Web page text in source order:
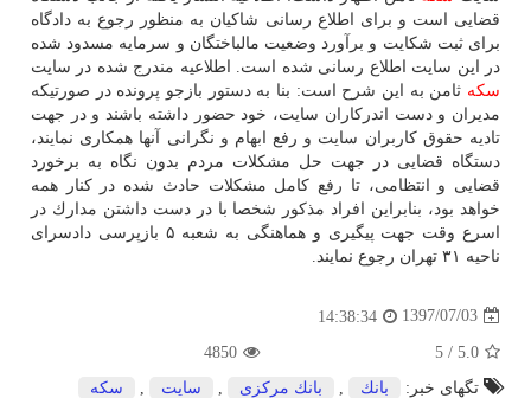
قضایی است و برای اطلاع رسانی شاكیان به منظور رجوع به دادگاه
برای ثبت شكایت و برآورد وضعیت مالباختگان و سرمایه مسدود شده
در این سایت اطلاع رسانی شده است. اطلاعیه مندرج شده در سایت
سكه ثامن به این شرح است: بنا به دستور بازجو پرونده در صورتیكه
مدیران و دست اندركاران سایت، خود حضور داشته باشند و در جهت
تادیه حقوق كاربران سایت و رفع ابهام و نگرانی آنها همكاری نمایند،
دستگاه قضایی در جهت حل مشكلات مردم بدون نگاه به برخورد
قضایی و انتظامی، تا رفع كامل مشكلات حادث شده در كنار همه
خواهد بود، بنابراین افراد مذكور شخصا با در دست داشتن مدارك در
اسرع وقت جهت پیگیری و هماهنگی به شعبه ۵ بازپرسی دادسرای
ناحیه ۳۱ تهران رجوع نمایند.
1397/07/03
14:38:34
5.0
/
5
4850
تگهای خبر:
بانك بانك مركزی سایت سكه